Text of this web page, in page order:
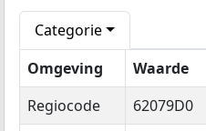
Categorie
Omgeving
Waarde
Regiocode
62079D0